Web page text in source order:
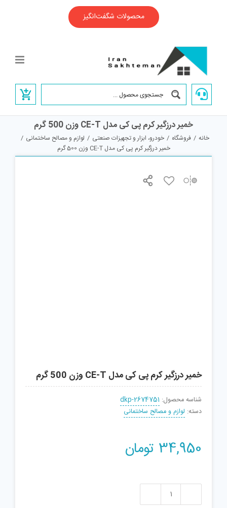
محصولات شگفت‌انگیز
خمیر درزگیر کرم پی کی مدل CE-T وزن 500 گرم
خانه / فروشگاه / خودرو، ابزار و تجهیزات صنعتی / لوازم و مصالح ساختمانی /
خمیر درزگیر کرم پی کی مدل CE-T وزن 500 گرم
خمیر درزگیر کرم پی کی مدل CE-T وزن 500 گرم
شناسه محصول: dkp-2674751
دسته: لوازم و مصالح ساختمانی
34,950 تومان
خمیر